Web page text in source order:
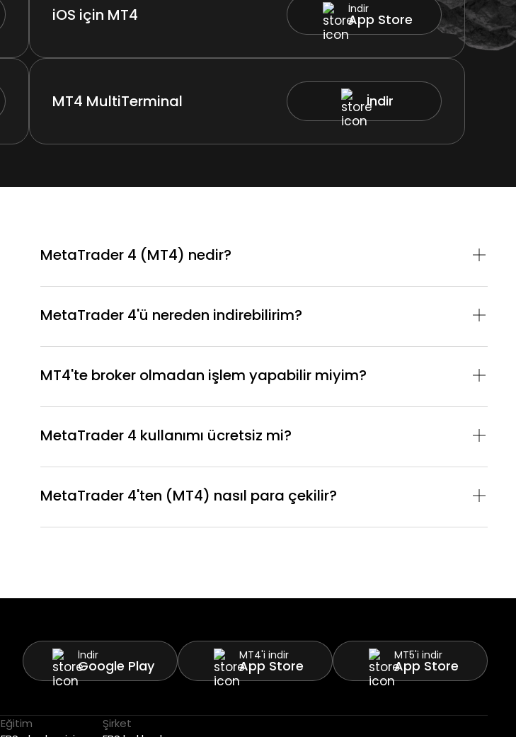
iOS için MT4 İndir
App Store
MT4 MultiTerminal İndir
MetaTrader 4 (MT4) nedir?
MetaTrader 4'ü nereden indirebilirim?
MT4'te broker olmadan işlem yapabilir miyim?
MetaTrader 4 kullanımı ücretsiz mi?
MetaTrader 4'ten (MT4) nasıl para çekilir?
İndir
Google Play
MT4'i indir
App Store
MT5'i indir
App Store
Eğitim
Şirket